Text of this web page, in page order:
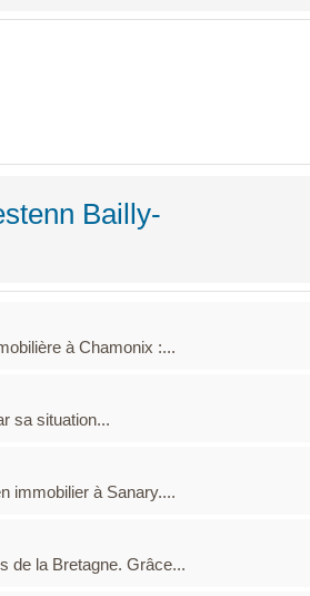
Bailly-
à Chamonix :...
sa situation...
immobilier à Sanary....
de la Bretagne. Grâce...